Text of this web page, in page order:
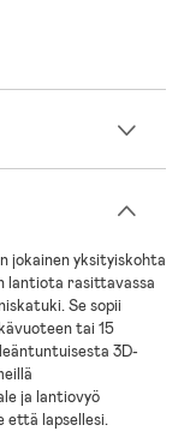
jokainen yksityiskohta
lantiota rasittavassa
Se sopii
tai 15
3D-
ja lantiovyö
että lapsellesi.